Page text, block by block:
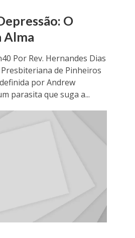
O
Alma
Por Rev. Hernandes Dias
de Pinheiros
por Andrew
parasita que suga a...